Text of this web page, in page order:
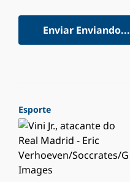
Enviar Enviando...
Esporte